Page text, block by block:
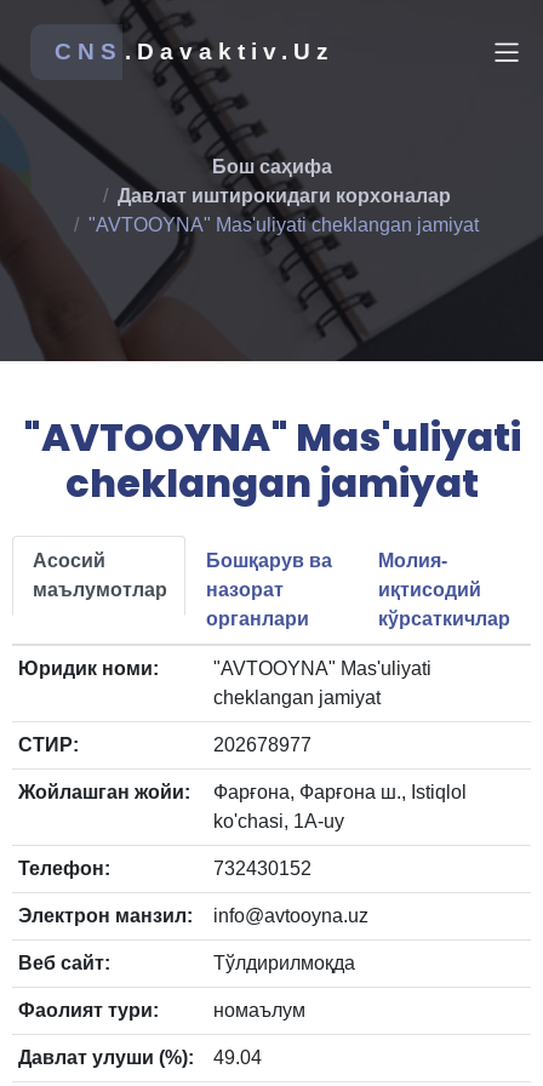
CNS .Davaktiv.Uz
Бош саҳифа
Давлат иштирокидаги корхоналар
"AVTOOYNA" Mas'uliyati cheklangan jamiyat
"AVTOOYNA" Mas'uliyati
cheklangan jamiyat
Асосий
маълумотлар
Бошқарув ва
назорат
органлари
Молия-
иқтисодий
кўрсаткичлар
Юридик номи:
"AVTOOYNA" Mas'uliyati
cheklangan jamiyat
СТИР: 202678977
Жойлашган жойи:
Фарғона, Фарғона ш., Istiqlol
ko'chasi, 1А-uy
Телефон: 732430152
Электрон манзил: info@avtooyna.uz
Веб сайт: Тўлдирилмоқда
Фаолият тури: номаълум
Давлат улуши (%): 49.04